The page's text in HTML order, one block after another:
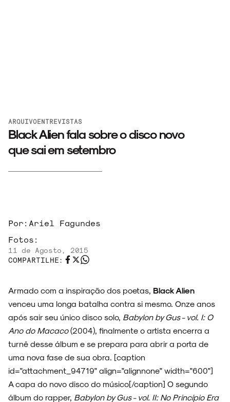
ARQUIVOENTREVISTAS
Black Alien fala sobre o disco novo
que sai em setembro
Por: Ariel Fagundes
Fotos:
11 de Agosto, 2015
COMPARTILHE:
Armado com a inspiração dos poetas, Black Alien
venceu uma longa batalha contra si mesmo. Onze anos
após sair seu único disco solo, Babylon by Gus - vol. I: O
Ano do Macaco(2004), finalmente o artista encerra a
turnê desse álbum e se prepara para abrir a porta de
uma nova fase de sua obra. [caption
id="attachment_94719" align="alignnone" width="600"]
A capa do novo disco do músico[/caption] O segundo
álbum do rapper, Babylon by Gus - vol. II: No Princípio Era